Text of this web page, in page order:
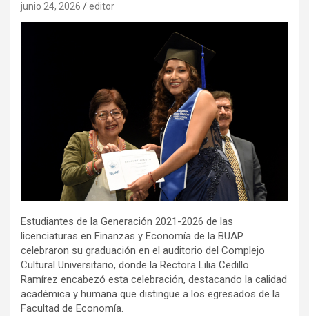
junio 24, 2026 editor
Estudiantes de la Generación 2021-2026 de las
licenciaturas en Finanzas y Economía de la BUAP
celebraron su graduación en el auditorio del Complejo
Cultural Universitario, donde la Rectora Lilia Cedillo
Ramírez encabezó esta celebración, destacando la calidad
académica y humana que distingue a los egresados de la
Facultad de Economía.